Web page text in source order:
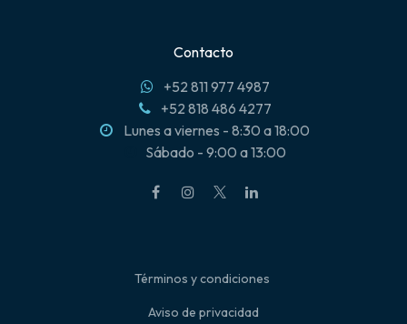
Contacto
+52 811 977 4987
+52 818 486 4277
Lunes a viernes - 8:30 a 18:00
Sábado - 9:00 a 13:00
Términos y condiciones
Aviso de privacidad